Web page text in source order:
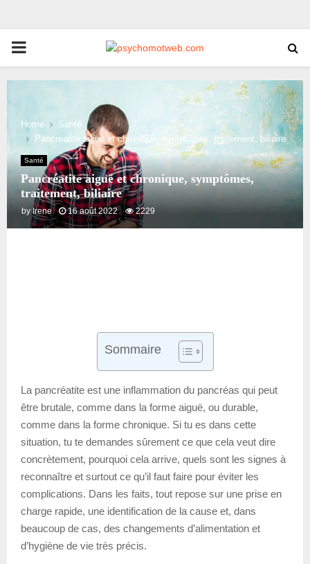
PRIMARY
MENU
Home
Santé
Pancréatite aiguë et chronique, symptômes, traitement, biliaire
Santé
Pancréatite aiguë et chronique, symptômes,
traitement, biliaire
byIrene 16 août 2022 2229
Sommaire
La pancréatite est une inflammation du pancréas qui peut
être brutale, comme dans la forme aiguë, ou durable,
comme dans la forme chronique. Si tu es dans cette
situation, tu te demandes sûrement ce que cela veut dire
concrètement, pourquoi cela arrive, quels sont les signes à
reconnaître et surtout ce qu’il faut faire pour éviter les
complications. Dans les faits, tout repose sur une prise en
charge rapide, une identification de la cause et, dans
beaucoup de cas, des changements d’alimentation et
d’hygiène de vie très précis.